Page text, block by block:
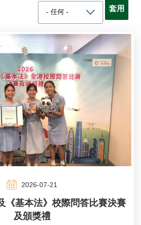
2026-07-21
《基本法》校際問答比賽決賽
及頒獎禮